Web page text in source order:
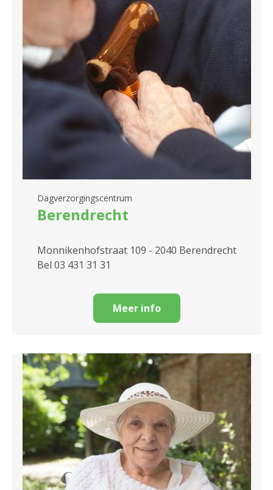
Dagverzorgingscentrum
Berendrecht
Monnikenhofstraat 109 - 2040 Berendrecht
Bel 03 431 31 31
Meer info